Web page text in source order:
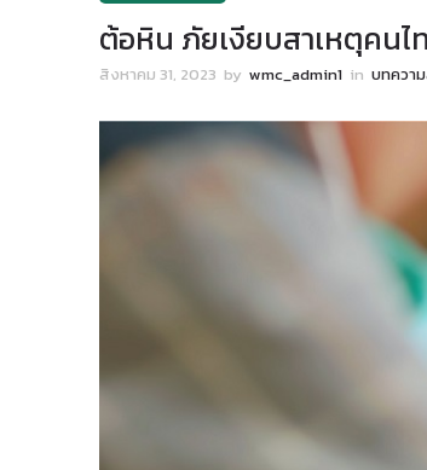
ต้อหิน ภัยเงียบสาเหตุคนไ
สิงหาคม 31, 2023 by wmc_admin1 in บทควา